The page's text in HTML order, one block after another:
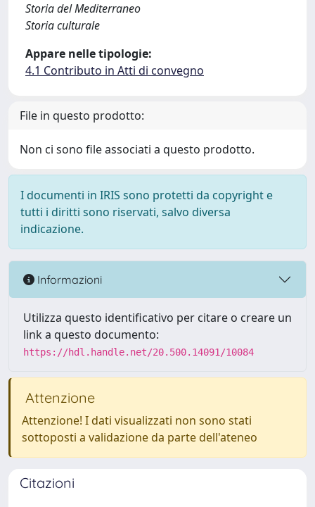
Storia del Mediterraneo
Storia culturale
Appare nelle tipologie:
4.1 Contributo in Atti di convegno
File in questo prodotto:
Non ci sono file associati a questo prodotto.
I documenti in IRIS sono protetti da copyright e
tutti i diritti sono riservati, salvo diversa
indicazione.
Informazioni
Utilizza questo identificativo per citare o creare un
link a questo documento:
https://hdl.handle.net/20.500.14091/10084
Attenzione
Attenzione! I dati visualizzati non sono stati
sottoposti a validazione da parte dell'ateneo
Citazioni